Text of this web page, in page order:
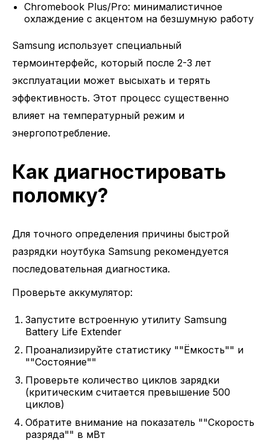
Chromebook Plus/Pro: минималистичное
охлаждение с акцентом на безшумную работу
Samsung использует специальный
термоинтерфейс, который после 2-3 лет
эксплуатации может высыхать и терять
эффективность. Этот процесс существенно
влияет на температурный режим и
энергопотребление.
Как диагностировать
поломку?
Для точного определения причины быстрой
разрядки ноутбука Samsung рекомендуется
последовательная диагностика.
Проверьте аккумулятор:
Запустите встроенную утилиту Samsung
Battery Life Extender
Проанализируйте статистику ""Ёмкость"" и
""Состояние""
Проверьте количество циклов зарядки
(критическим считается превышение 500
циклов)
Обратите внимание на показатель ""Скорость
разряда"" в мВт